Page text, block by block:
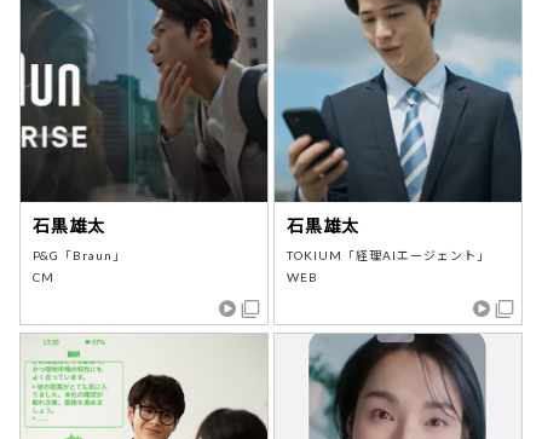
石黒雄太
P&G「Braun」
CM
石黒雄太
TOKIUM「経理AIエージェント」
WEB